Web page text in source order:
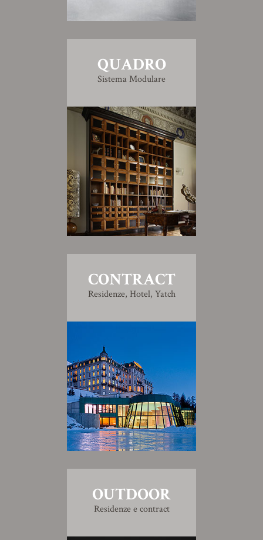
QUADRO
Sistema Modulare
CONTRACT
Residenze, Hotel, Yatch
OUTDOOR
Residenze e contract